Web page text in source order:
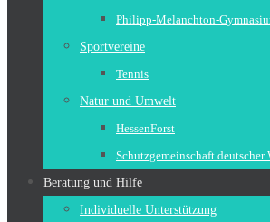
Philipp-Melanchton-
Sportvereine
Tennis
Natur und Umwelt
HessenForst
Schutzgemeinschaft deutscher
Beratung und Hilfe
Individuelle Unterstützung